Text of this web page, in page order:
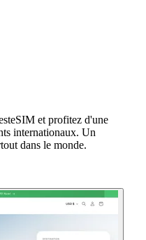
et profitez d'une
internationaux. Un
dans le monde.